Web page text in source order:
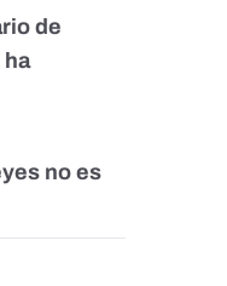
de
ha
no es